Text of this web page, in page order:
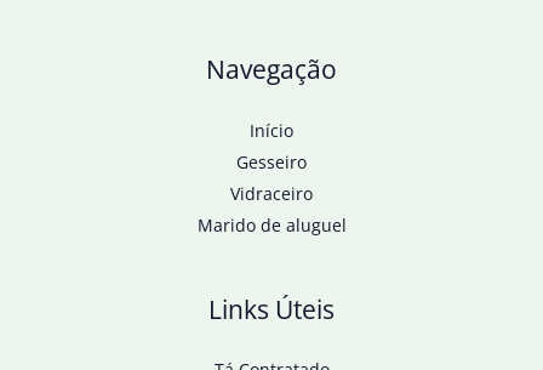
Navegação
Início
Gesseiro
Vidraceiro
Marido de aluguel
Links Úteis